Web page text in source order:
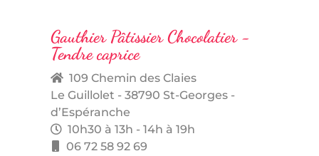
Gauthier Pâtissier Chocolatier -
Tendre caprice
109 Chemin des Claies
Le Guillolet - 38790 St-Georges -
d’Espéranche
10h30 à 13h - 14h à 19h
06 72 58 92 69